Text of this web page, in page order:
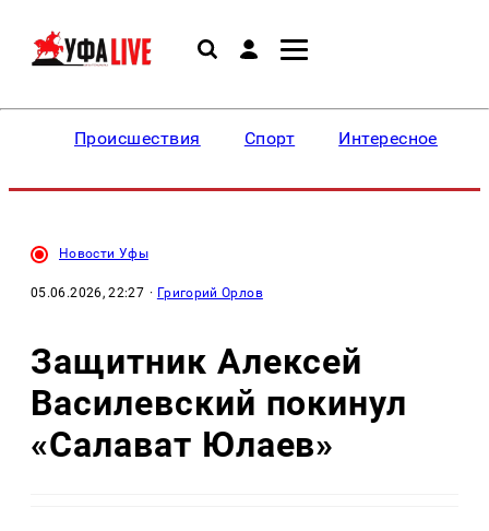
Происшествия Спорт Интересное
Новости Уфы
05.06.2026, 22:27 · Григорий Орлов
Защитник Алексей
Василевский покинул
«Салават Юлаев»